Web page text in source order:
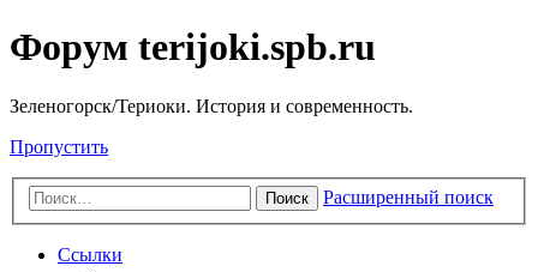
Форум terijoki.spb.ru
Зеленогорск/Териоки. История и современность.
Пропустить
Поиск Расширенный поиск
Ссылки